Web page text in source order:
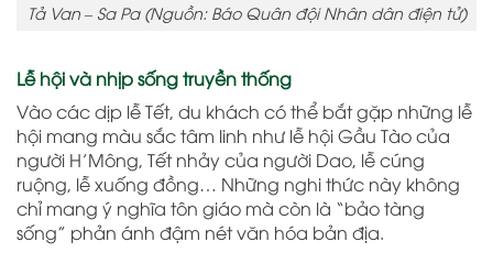
Tả Van – Sa Pa (Nguồn: Báo Quân đội Nhân dân điện tử)
Lễ hội và nhịp sống truyền thống
Vào các dịp lễ Tết, du khách có thể bắt gặp những lễ
hội mang màu sắc tâm linh như lễ hội Gầu Tào của
người H’Mông, Tết nhảy của người Dao, lễ cúng
ruộng, lễ xuống đồng… Những nghi thức này không
chỉ mang ý nghĩa tôn giáo mà còn là “bảo tàng
sống” phản ánh đậm nét văn hóa bản địa.